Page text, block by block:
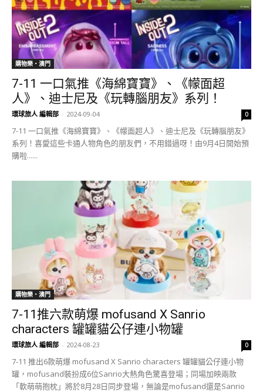
購物樂‧澳門
7-11 一口氣推《海綿寶寶》、《幪面超
人》、迪士尼及《玩轉腦朋友》系列！
環球旅人 編輯部 - 2024-09-04 0
7-11 一口氣推《海綿寶寶》、《幪面超人》、迪士尼及《玩轉腦朋友》
系列！喜愛這些卡通人物角色的朋友們，不用錯過呀！由9月4日開始預
購啦......
購物樂‧澳門
7-11推六款萌爆 mofusand X Sanrio
characters 罐罐貓公仔連小物罐
環球旅人 編輯部 - 2024-08-23 0
7-11 推出6款萌爆 mofusand X Sanrio characters 罐罐貓公仔連小物
罐，mofusand裝扮成6位Sanrio大熱角色驚喜登場；同場加映兩款
「軟萌萌抱枕」將於8月28日同步登場，無論是mofusand還是Sanrio